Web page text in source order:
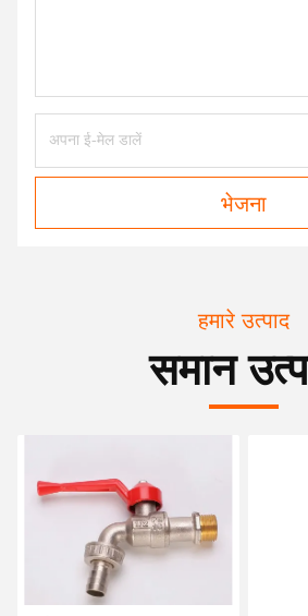
भेजना
हमारे उत्पाद
समान